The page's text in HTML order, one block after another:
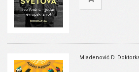
Mladenović D.